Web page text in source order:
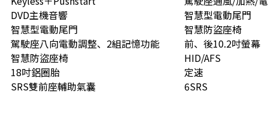
DVD主機音響
智慧型電動尾門
智慧型電動尾門
智慧防盜座椅
駕駛座八向電動調整、2組記憶功能
前、後10.2吋螢幕
智慧防盜座椅
HID/AFS
18吋鋁圈胎
定速
SRS雙前座輔助氣囊
6SRS